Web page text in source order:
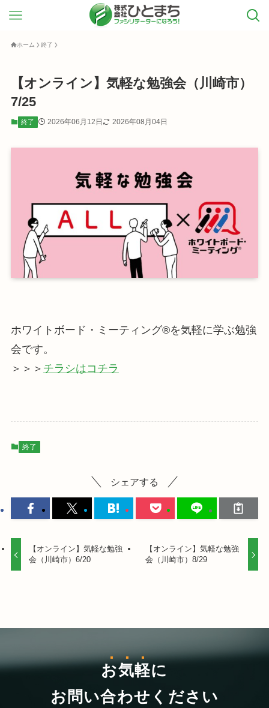
ホーム 終了
【オンライン】気軽な勉強会（川崎市）
7/25
終了 2026年06月12日 2026年08月04日
ホワイトボード・ミーティング®を気軽に学ぶ勉強
会です。
＞＞＞ チラシはコチラ
終了
シェアする
【オンライン】気軽な勉強
会（川崎市）6/20
【オンライン】気軽な勉強
会（川崎市）8/29
お気軽に
お問い合わせください